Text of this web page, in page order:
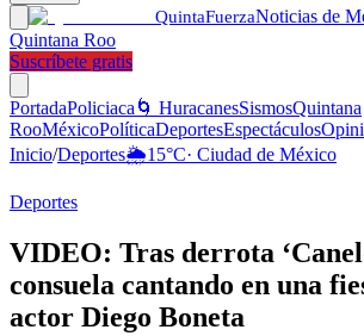
QuintaFuerzaNoticias de
Quintana Roo
Suscríbete gratis
PortadaPoliciaca 🌀 HuracanesSismosQuintana
RooMéxicoPolíticaDeportesEspectáculos
Inicio/Deportes🌦️15°C· Ciudad de México
Deportes
VIDEO: Tras derrota
consuela cantando en una
actor Diego Boneta